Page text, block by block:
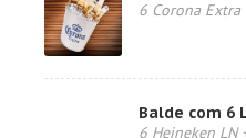
6 Corona Extra
Balde com 6
6 Heineken LN